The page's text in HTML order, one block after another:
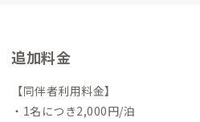
追加料金
【同伴者利用料金】
・1名につき2,000円/泊